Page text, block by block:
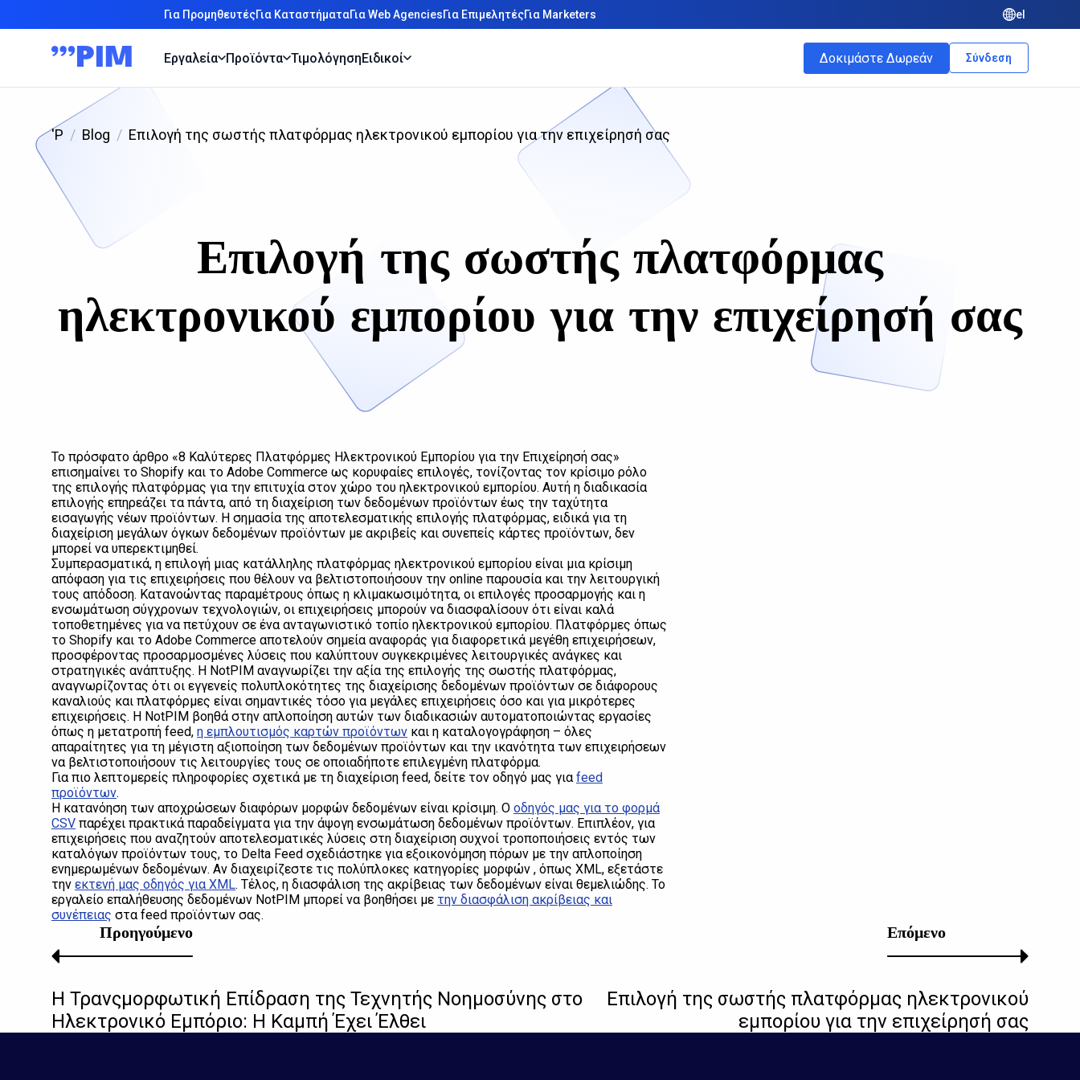
Για ΠρομηθευτέςΓια ΚαταστήματαΓια Web AgenciesΓια ΕπιμελητέςΓια Marketers el
Εργαλεία Προϊόντα ΤιμολόγησηΕιδικοί Δοκιμάστε Δωρεάν Σύνδεση
'P Blog Επιλογή της σωστής πλατφόρμας ηλεκτρονικού εμπορίου για την επιχείρησή σας
Επιλογή της σωστής πλατφόρμας
ηλεκτρονικού εμπορίου για την επιχείρησή σας
Το πρόσφατο άρθρο «8 Καλύτερες Πλατφόρμες Ηλεκτρονικού Εμπορίου για την Επιχείρησή σας»
επισημαίνει το Shopify και το Adobe Commerce ως κορυφαίες επιλογές, τονίζοντας τον κρίσιμο ρόλο
της επιλογής πλατφόρμας για την επιτυχία στον χώρο του ηλεκτρονικού εμπορίου. Αυτή η διαδικασία
επιλογής επηρεάζει τα πάντα, από τη διαχείριση των δεδομένων προϊόντων έως την ταχύτητα
εισαγωγής νέων προϊόντων. Η σημασία της αποτελεσματικής επιλογής πλατφόρμας, ειδικά για τη
διαχείριση μεγάλων όγκων δεδομένων προϊόντων με ακριβείς και συνεπείς κάρτες προϊόντων, δεν
μπορεί να υπερεκτιμηθεί.
Συμπερασματικά, η επιλογή μιας κατάλληλης πλατφόρμας ηλεκτρονικού εμπορίου είναι μια κρίσιμη
απόφαση για τις επιχειρήσεις που θέλουν να βελτιστοποιήσουν την online παρουσία και την λειτουργική
τους απόδοση. Κατανοώντας παραμέτρους όπως η κλιμακωσιμότητα, οι επιλογές προσαρμογής και η
ενσωμάτωση σύγχρονων τεχνολογιών, οι επιχειρήσεις μπορούν να διασφαλίσουν ότι είναι καλά
τοποθετημένες για να πετύχουν σε ένα ανταγωνιστικό τοπίο ηλεκτρονικού εμπορίου. Πλατφόρμες όπως
το Shopify και το Adobe Commerce αποτελούν σημεία αναφοράς για διαφορετικά μεγέθη επιχειρήσεων,
προσφέροντας προσαρμοσμένες λύσεις που καλύπτουν συγκεκριμένες λειτουργικές ανάγκες και
στρατηγικές ανάπτυξης. Η NotPIM αναγνωρίζει την αξία της επιλογής της σωστής πλατφόρμας,
αναγνωρίζοντας ότι οι εγγενείς πολυπλοκότητες της διαχείρισης δεδομένων προϊόντων σε διάφορους
καναλιούς και πλατφόρμες είναι σημαντικές τόσο για μεγάλες επιχειρήσεις όσο και για μικρότερες
επιχειρήσεις. Η NotPIM βοηθά στην απλοποίηση αυτών των διαδικασιών αυτοματοποιώντας εργασίες
όπως η μετατροπή feed, η εμπλουτισμός καρτών προϊόντων και η καταλογογράφηση – όλες
απαραίτητες για τη μέγιστη αξιοποίηση των δεδομένων προϊόντων και την ικανότητα των επιχειρήσεων
να βελτιστοποιήσουν τις λειτουργίες τους σε οποιαδήποτε επιλεγμένη πλατφόρμα.
Για πιο λεπτομερείς πληροφορίες σχετικά με τη διαχείριση feed, δείτε τον οδηγό μας γιαfeed
προϊόντων.
Η κατανόηση των αποχρώσεων διαφόρων μορφών δεδομένων είναι κρίσιμη. Ο οδηγός μας για το φορμά
CSV παρέχει πρακτικά παραδείγματα για την άψογη ενσωμάτωση δεδομένων προϊόντων. Επιπλέον, για
επιχειρήσεις που αναζητούν αποτελεσματικές λύσεις στη διαχείριση συχνοί τροποποιήσεις εντός των
καταλόγων προϊόντων τους, το Delta Feed σχεδιάστηκε για εξοικονόμηση πόρων με την απλοποίηση
ενημερωμένων δεδομένων. Αν διαχειρίζεστε τις πολύπλοκες κατηγορίες μορφών , όπως XML, εξετάστε
την εκτενή μας οδηγός για XML. Τέλος, η διασφάλιση της ακρίβειας των δεδομένων είναι θεμελιώδης. Το
εργαλείο επαλήθευσης δεδομένων NotPIM μπορεί να βοηθήσει με την διασφάλιση ακρίβειας και
συνέπειας στα feed προϊόντων σας.
Επόμενο
Επιλογή της σωστής πλατφόρμας ηλεκτρονικού
εμπορίου για την επιχείρησή σας
Προηγούμενο
Η Τρανςμορφωτική Επίδραση της Τεχνητής Νοημοσύνης στο
Ηλεκτρονικό Εμπόριο: Η Καμπή Έχει Έλθει